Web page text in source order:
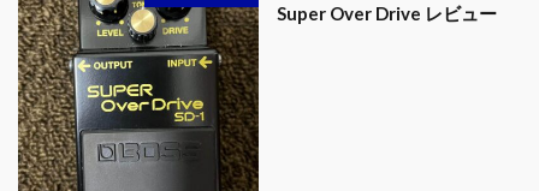
Super Over Drive レビュー